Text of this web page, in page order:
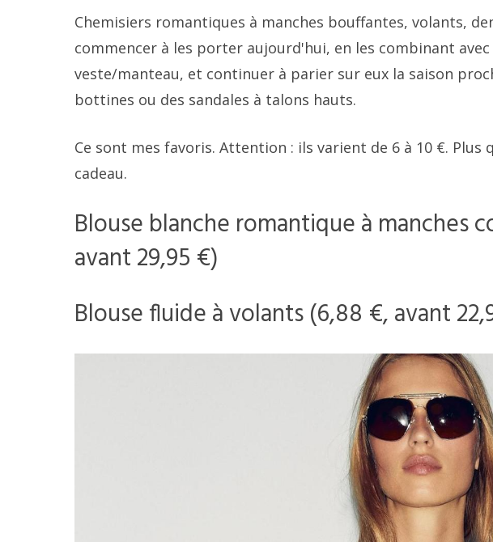
Chemisiers romantiques à manches bouffantes, volants,
commencer à les porter aujourd'hui, en les combinant
veste/manteau, et continuer à parier sur eux la saison
bottines ou des sandales à talons hauts.
Ce sont mes favoris. Attention : ils varient de 6 à 10 €.
cadeau.
Blouse blanche romantique à manches
avant 29,95 €)
Blouse fluide à volants (6,88 €, avant